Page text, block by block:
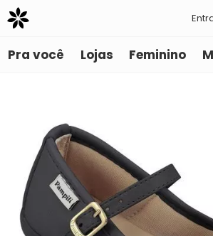
Pra você Lojas Feminino